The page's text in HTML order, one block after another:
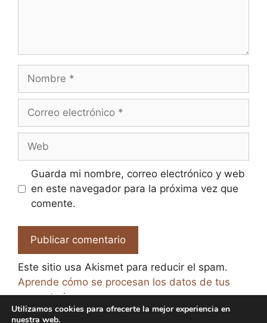
electrónico
Guarda mi nombre, correo electrónico y web
en este navegador para la próxima vez que
comente.
Este sitio usa Akismet para reducir el spam.
Aprende cómo se procesan los datos de tus
comentarios.
Utilizamos cookies para ofrecerte la mejor experiencia en
nuestra web.